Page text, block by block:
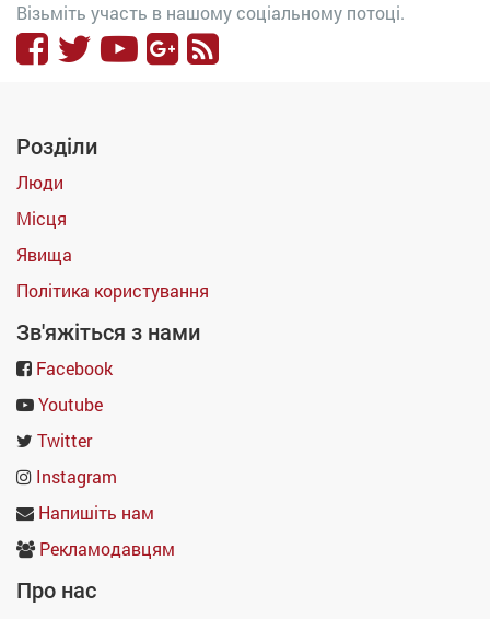
Візьміть участь в нашому соціальному потоці.
Розділи
Люди
Місця
Явища
Політика користування
Зв'яжіться з нами
Facebook
Youtube
Twitter
Instagram
Напишіть нам
Рекламодавцям
Про нас